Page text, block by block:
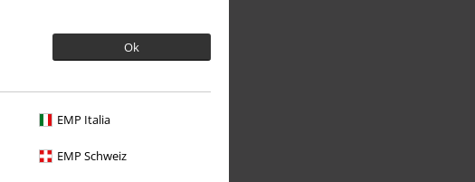
Ok
EMP Italia
EMP Schweiz